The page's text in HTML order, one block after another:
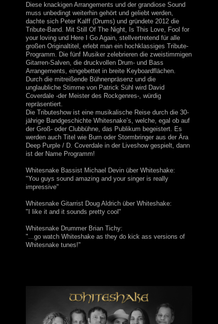
Diese knackigen Arrangements und der grandiose Sound
muss unbedingt weiterhin gehört und geliebt werden,
dachte sich Peter Kalff (Drums) und gründete 2012 die
Tribute-Band. Mit Still Of The Night, Is This Love, Fool for
your loving und Here I Go Again, stellvertretend für alle
großen Originaltitel, erlebt man ein hochklassiges Tribute-
Programm. Die fünf Musiker zelebrieren die zweistimmigen
Gitarren-Salven, die druckvollen Drum- und Bass
Arrangements, eingebettet in breite Keyboardflächen.
Durch die mitreißende Bühnenpräsenz und die
unglaubliche Stimme von Patrick Sühl wird David
Coverdale -der Meister des Rockgenres-, würdig
repräsentiert.
Die Tributeshow ist eine musikalische Reise durch die 30-
jährige Bandgeschichte Whitesnake’s, welche, egal ob auf
der Groß- oder Clubbühne, das Publikum begeistert. Es
werden auch Titel wie Burn oder Stormbringer aus der Ära
Deep Purple / D. Coverdale in der Liveshow gespielt, dann
ist der Name Programm!
Whitesnake Bassist Michael Devin über Whiteshake:
"You guys sound amazing and your singer is really
impressive"
Whitesnake Gitarrist Doug Aldrich über Whiteshake:
"I like it and it sounds pretty cool"
Whitesnake Drummer Brian Tichy:
"...go watch Whiteshake as they do kick ass versions of
Whitesnake tunes!"